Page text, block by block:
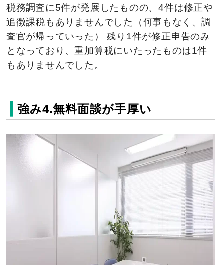
税務調査に5件が発展したものの、4件は修正や
追徴課税もありませんでした（何事もなく、調
査官が帰っていった） 残り1件が修正申告のみ
となっており、重加算税にいたったものは1件
もありませんでした。
強み4.無料面談が手厚い